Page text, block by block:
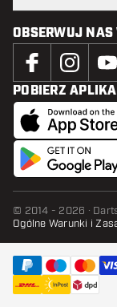
OBSERWUJ
POBIERZ
© 2014 - 2026 ·
Ogólne Warunki i